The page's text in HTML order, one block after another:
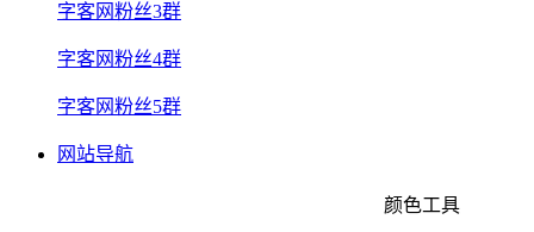
字客网粉丝3群
字客网粉丝4群
字客网粉丝5群
网站导航
颜色工具